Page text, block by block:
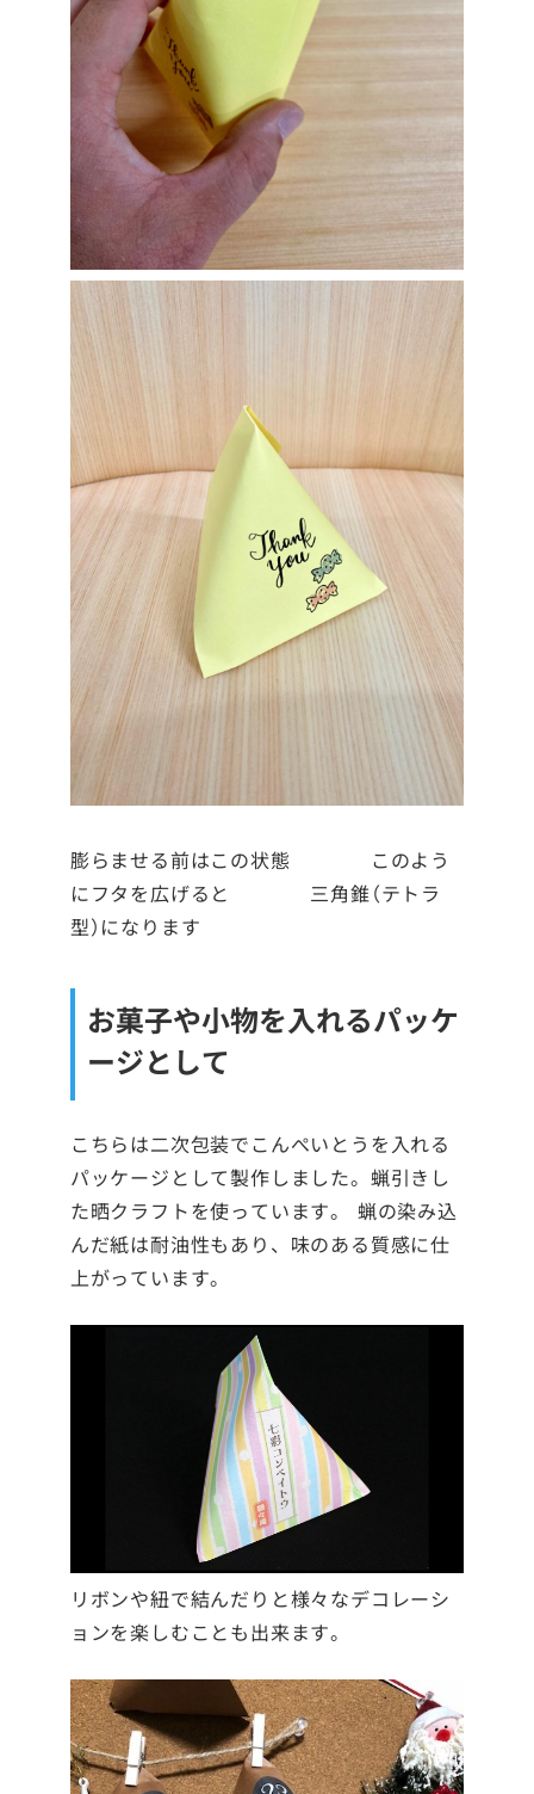
膨らませる前はこの状態 このよう
にフタを広げると 三角錐（テトラ
型）になります
お菓子や小物を入れるパッケ
ージとして
こちらは二次包装でこんぺいとうを入れる
パッケージとして製作しました。蝋引きし
た晒クラフトを使っています。 蝋の染み込
んだ紙は耐油性もあり、味のある質感に仕
上がっています。
リボンや紐で結んだりと様々なデコレーシ
ョンを楽しむことも出来ます。